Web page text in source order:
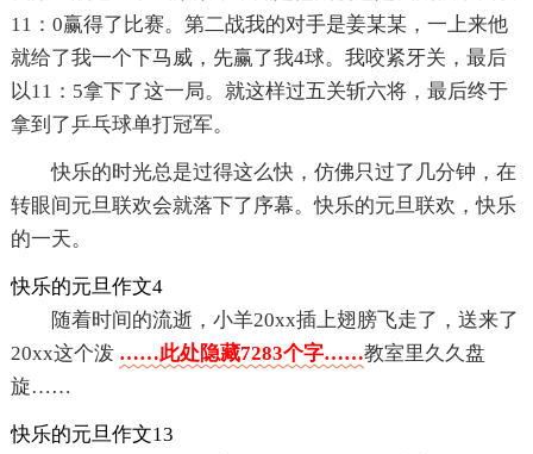
11：0赢得了比赛。第二战我的对手是姜某某，一上来他
就给了我一个下马威，先赢了我4球。我咬紧牙关，最后
以11：5拿下了这一局。就这样过五关斩六将，最后终于
拿到了乒乓球单打冠军。
快乐的时光总是过得这么快，仿佛只过了几分钟，在
转眼间元旦联欢会就落下了序幕。快乐的元旦联欢，快乐
的一天。
快乐的元旦作文4
随着时间的流逝，小羊20xx插上翅膀飞走了，送来了
20xx这个泼 ……此处隐藏7283个字……教室里久久盘
旋……
快乐的元旦作文13